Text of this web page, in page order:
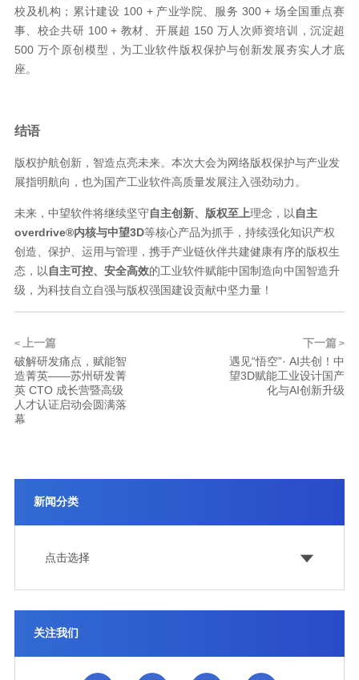
校及机构；累计建设 100 + 产业学院、服务 300 + 场全国重点赛
事、校企共研 100 + 教材、开展超 150 万人次师资培训，沉淀超
500 万个原创模型，为工业软件版权保护与创新发展夯实人才底
座。
结语
版权护航创新，智造点亮未来。本次大会为网络版权保护与产业发
展指明航向，也为国产工业软件高质量发展注入强劲动力。
未来，中望软件将继续坚守自主创新、版权至上理念，以自主
overdrive®内核与中望3D等核心产品为抓手，持续强化知识产权
创造、保护、运用与管理，携手产业链伙伴共建健康有序的版权生
态，以自主可控、安全高效的工业软件赋能中国制造向中国智造升
级，为科技自立自强与版权强国建设贡献中坚力量！
< 上一篇
破解研发痛点，赋能智
造菁英——苏州研发菁
英 CTO 成长营暨高级
人才认证启动会圆满落
幕
下一篇 >
遇见“悟空”· AI共创！中
望3D赋能工业设计国产
化与AI创新升级
新闻分类
点击选择
关注我们